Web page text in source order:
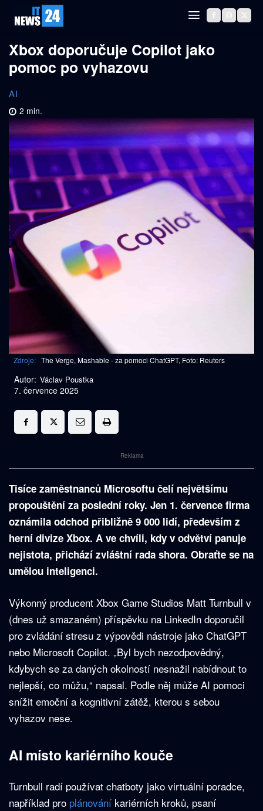
Xbox doporučuje Copilot jako
pomoc po vyhazovu
AI
2 min.
Zdroje: The Verge, Mashable - za pomoci ChatGPT, Foto: Reuters
Autor: Václav Poustka
7. července 2025
Reklama
Tisíce zaměstnanců Microsoftu čelí největšímu
propouštění za poslední roky. Jen 1. července firma
oznámila odchod přibližně 9 000 lidí, především z
herní divize Xbox. A ve chvíli, kdy v odvětví panuje
nejistota, přichází zvláštní rada shora. Obraťte se na
umělou inteligenci.
Výkonný producent Xbox Game Studios Matt Turnbull v
(dnes už smazaném) příspěvku na LinkedIn doporučil
pro zvládání stresu z výpovědi nástroje jako ChatGPT
nebo Microsoft Copilot. „Byl bych nezodpovědný,
kdybych se za daných okolností nesnažil nabídnout to
nejlepší, co můžu,“ napsal. Podle něj může AI pomoci
snížit emoční a kognitivní zátěž, kterou s sebou
vyhazov nese.
AI místo kariérního kouče
Turnbull radí používat chatboty jako virtuální poradce,
například pro plánování kariérních kroků, psaní